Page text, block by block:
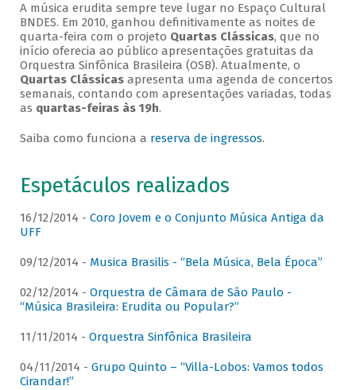
A música erudita sempre teve lugar no Espaço Cultural
BNDES. Em 2010, ganhou definitivamente as noites de
quarta-feira com o projeto Quartas Clássicas, que no
início oferecia ao público apresentações gratuitas da
Orquestra Sinfônica Brasileira (OSB). Atualmente, o
Quartas Clássicasapresenta uma agenda de concertos
semanais, contando com apresentações variadas, todas
as quartas-feiras às 19h.
Saiba como funciona a reserva de ingressos.
Espetáculos realizados
16/12/2014 - Coro Jovem e o Conjunto Música Antiga da
UFF
09/12/2014 - Musica Brasilis - “Bela Música, Bela Época”
02/12/2014 - Orquestra de Câmara de São Paulo -
“Música Brasileira: Erudita ou Popular?”
11/11/2014 - Orquestra Sinfônica Brasileira
04/11/2014 - Grupo Quinto – “Villa-Lobos: Vamos todos
Cirandar!”